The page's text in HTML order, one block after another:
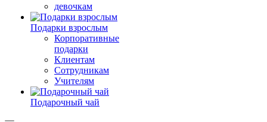
девочкам
Подарки взрослым
Корпоративные
подарки
Клиентам
Сотрудникам
Учителям
Подарочный чай